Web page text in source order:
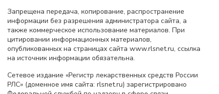
Запрещена передача, копирование, распространение
информации без разрешения администратора сайта, а
также коммерческое использование материалов. При
цитировании информационных материалов,
опубликованных на страницах сайта www.rlsnet.ru, ссылка
на источник информации обязательна.
Сетевое издание «Регистр лекарственных средств России
РЛС» (доменное имя сайта: rlsnet.ru) зарегистрировано